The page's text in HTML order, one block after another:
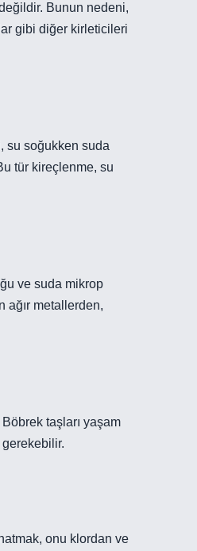
Bunun nedeni,
gibi diğer kirleticileri
su soğukken suda
tür kireçlenme, su
ve suda mikrop
ağır metallerden,
taşları yaşam
onu klordan ve